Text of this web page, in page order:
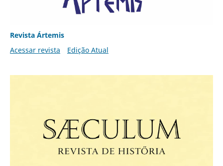
Revista Ártemis
Acessar revista
Edição Atual